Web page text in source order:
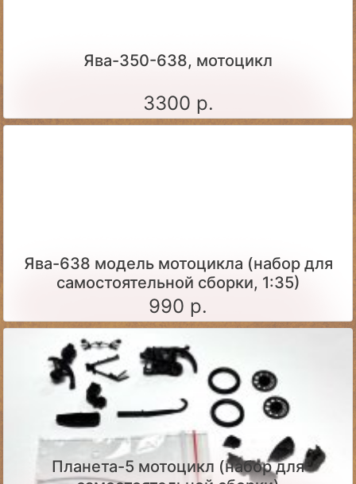
Ява-350-638, мотоцикл
3300 р.
Ява-638 модель мотоцикла (набор для
самостоятельной сборки, 1:35)
990 р.
Планета-5 мотоцикл (набор для